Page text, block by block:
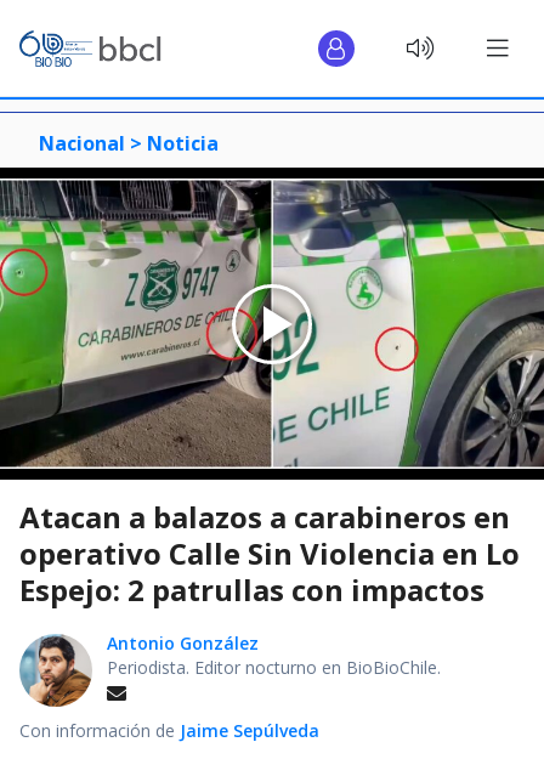
Nacional > Noticia
Atacan a balazos a carabineros en
operativo Calle Sin Violencia en Lo
Espejo: 2 patrullas con impactos
Antonio González
Periodista. Editor nocturno en BioBioChile.
Con información de Jaime Sepúlveda